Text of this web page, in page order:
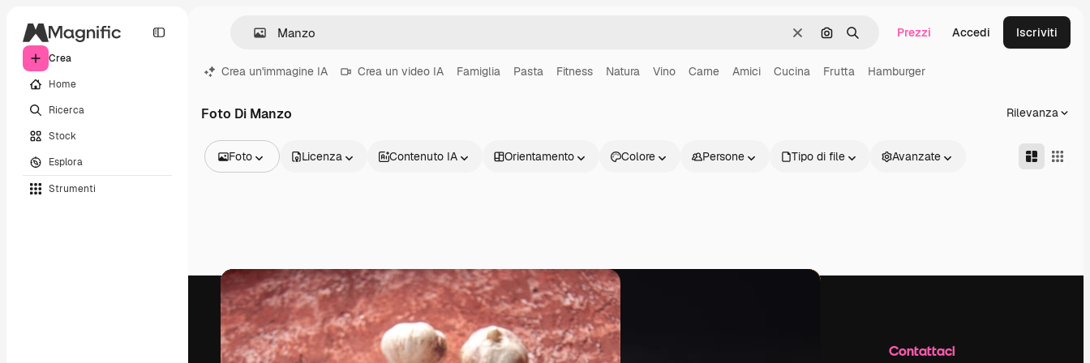
Crea
Home
Ricerca
Stock
Esplora
Strumenti
CancellaCerca per immagine
Ricerca Prezzi Accedi Iscriviti
Crea un'immagine IA Crea un video IA Famiglia Pasta Fitness Natura Vino Carne Amici Cucina Frutta Hamburger
Foto Di Manzo Rilevanza
Foto
Video
Clip video
Motion graphic
Modelli di video
Icone
Modelli 3D
Font
Licenza Contenuto IA Orientamento Colore Persone Tipo di file Avanzate
Prodotti Contattaci